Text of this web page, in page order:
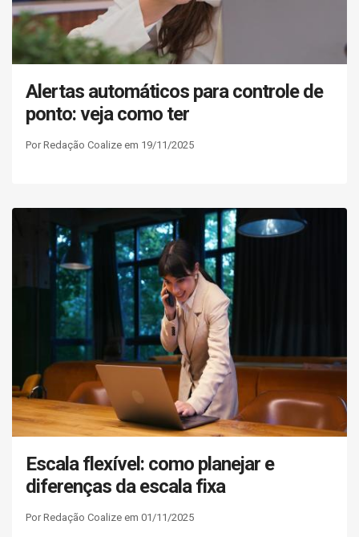
Alertas automáticos para controle de
ponto: veja como ter
Por Redação Coalize em 19/11/2025
Escala flexível: como planejar e
diferenças da escala fixa
Por Redação Coalize em 01/11/2025